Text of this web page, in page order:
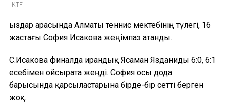
KTF
Қыздар арасында Алматы теннис мектебінің түлегі, 16
жастағы София Исакова жеңімпаз атанды.
С.Исакова финалда ирандық Ясаман Язданиды 6:0, 6:1
есебімен ойсырата жеңді. София осы дода
барысында қарсыластарына бірде-бір сетті берген
жоқ.